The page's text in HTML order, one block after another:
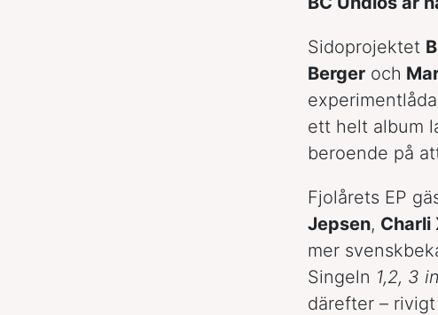
Sidoprojektet
Berger och
ett helt album
beroende på
Fjolårets EP
Jepsen, Charli
mer
Singeln 1,2, 3
därefter –